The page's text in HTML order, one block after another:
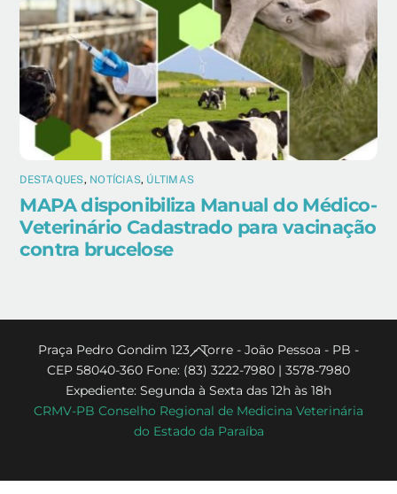
DESTAQUES, NOTÍCIAS, ÚLTIMAS
MAPA disponibiliza Manual do Médico-
Veterinário Cadastrado para vacinação
contra brucelose
Back
To
Top
Praça Pedro Gondim 123 - Torre - João Pessoa - PB -
CEP 58040-360 Fone: (83) 3222-7980 | 3578-7980
Expediente: Segunda à Sexta das 12h às 18h
CRMV-PB Conselho Regional de Medicina Veterinária
do Estado da Paraíba